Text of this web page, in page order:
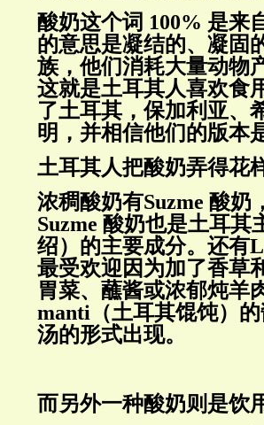
酸奶这个词 100% 是来
的意思是凝结的、凝固
族，他们消耗大量动物
这就是土耳其人喜欢食
了土耳其，保加利亚、
明，并相信他们的版本
土耳其人把酸奶弄得花
浓稠酸奶有Suzme 酸奶
Suzme 酸奶也是土耳其
绍）的主要成分。还有
最受欢迎因为加了香草
胃菜、蘸酱或浓郁炖羊
manti （土耳其馄饨）
汤的形式出现。
而另外一种酸奶则是饮